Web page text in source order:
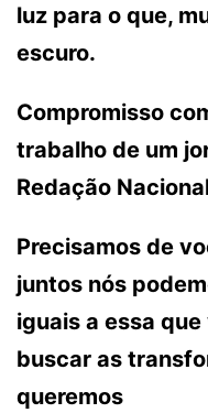
luz para o que,
escuro.
Compromisso
trabalho de um
Redação
Precisamos de
juntos nós
iguais a essa
buscar as
queremos